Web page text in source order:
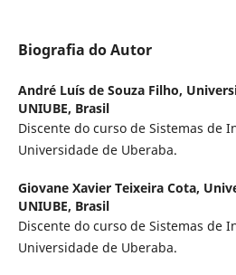
Biografia do Autor
André Luís de Souza Filho,
UNIUBE, Brasil
Discente do curso de Sistemas de
Universidade de Uberaba.
Giovane Xavier Teixeira Cota,
UNIUBE, Brasil
Discente do curso de Sistemas de
Universidade de Uberaba.